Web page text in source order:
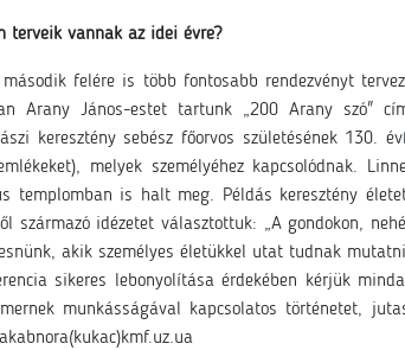
terveik vannak az idei évre?
felére is több fontosabb rendezvényt
Arany János-estet tartunk „200 Arany szó"
keresztény sebész főorvos születésének 130.
melyek személyéhez kapcsolódnak.
templomban is halt meg. Példás keresztény
származó idézetet választottuk: „A gondokon,
akik személyes életükkel utat tudnak
sikeres lebonyolítása érdekében kérjük
munkásságával kapcsolatos történetet,